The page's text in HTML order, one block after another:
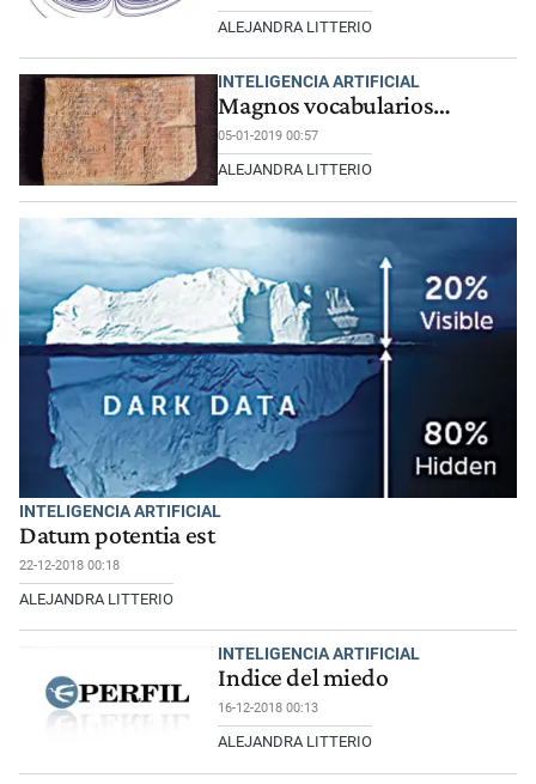
ALEJANDRA LITTERIO
INTELIGENCIA ARTIFICIAL
Magnos vocabularios…
05-01-2019 00:57
ALEJANDRA LITTERIO
INTELIGENCIA ARTIFICIAL
Datum potentia est
22-12-2018 00:18
ALEJANDRA LITTERIO
INTELIGENCIA ARTIFICIAL
Indice del miedo
16-12-2018 00:13
ALEJANDRA LITTERIO